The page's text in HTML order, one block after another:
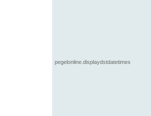
pegelonline.displaydstdatetimes